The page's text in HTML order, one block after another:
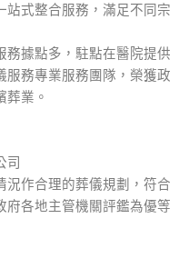
站式整合服務，滿足不同宗
務據點多，駐點在醫院提供
服務專業服務團隊，榮獲政
葬業。
司
況作合理的葬儀規劃，符合
府各地主管機關評鑑為優等